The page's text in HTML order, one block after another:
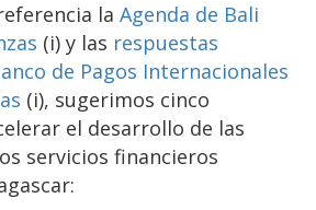
la Agenda de Bali
(i) y las respuestas
de Pagos Internacionales
(i), sugerimos cinco
el desarrollo de las
servicios financieros